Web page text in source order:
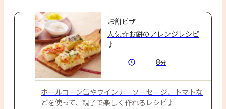
お餅ピザ
人気☆お餅のアレンジレシピ
♪
8分
ホールコーン缶やウインナーソーセージ、トマトな
どを使って、親子で楽しく作れるレシピ♪